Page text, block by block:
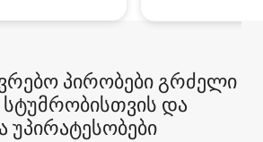
პირობები გრძელი
და
უპირატესობები